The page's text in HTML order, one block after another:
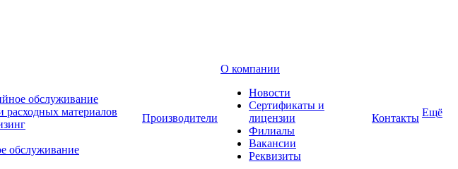
обслуживание
расходных материалов
обслуживание
Производители
О компании
Новости
Сертификаты и
лицензии
Филиалы
Вакансии
Реквизиты
Контакты Ещё